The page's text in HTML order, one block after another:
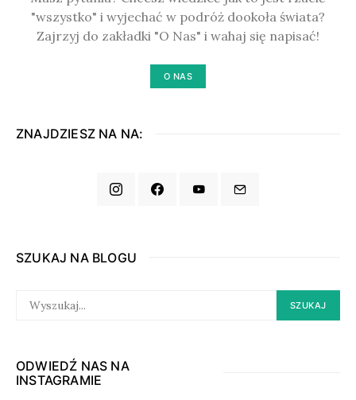
"wszystko" i wyjechać w podróż dookoła świata?
Zajrzyj do zakładki "O Nas" i wahaj się napisać!
O NAS
ZNAJDZIESZ NA NA:
SZUKAJ NA BLOGU
FOR:
SZUKAJ
ODWIEDŹ NAS NA
INSTAGRAMIE